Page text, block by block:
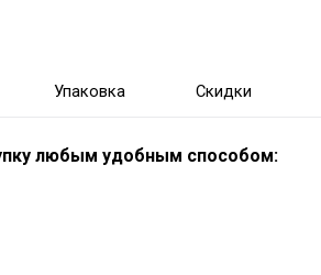
Упаковка Скидки
любым удобным способом: